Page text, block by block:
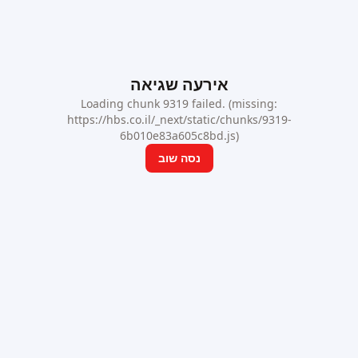
אירעה שגיאה
Loading chunk 9319 failed. (missing:
https://hbs.co.il/_next/static/chunks/9319-
6b010e83a605c8bd.js)